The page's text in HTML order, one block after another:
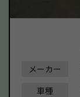
メーカー
車種